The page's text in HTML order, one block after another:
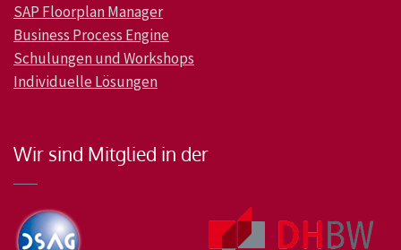
SAP Floorplan Manager
Business Process Engine
Schulungen und Workshops
Individuelle Lösungen
Wir sind Mitglied in der